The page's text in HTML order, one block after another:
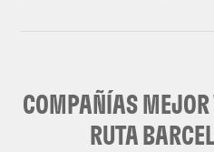
COMPAÑÍAS
RUTA